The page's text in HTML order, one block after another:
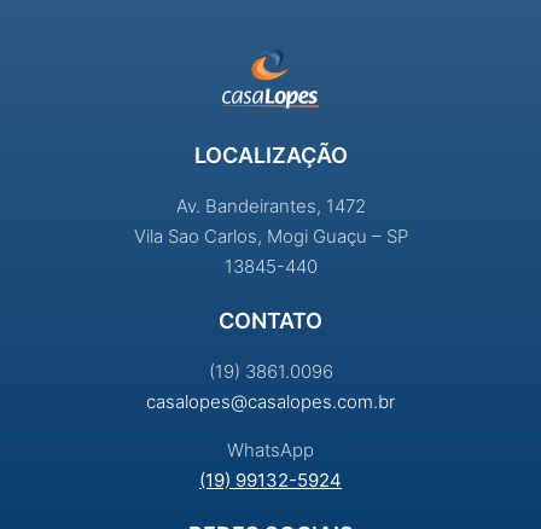
LOCALIZAÇÃO
Av. Bandeirantes, 1472
Vila Sao Carlos, Mogi Guaçu – SP
13845-440
CONTATO
(19) 3861.0096
casalopes@casalopes.com.br
WhatsApp
(19) 99132-5924